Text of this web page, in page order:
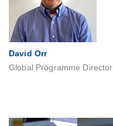
David Orr
Global Programme Director